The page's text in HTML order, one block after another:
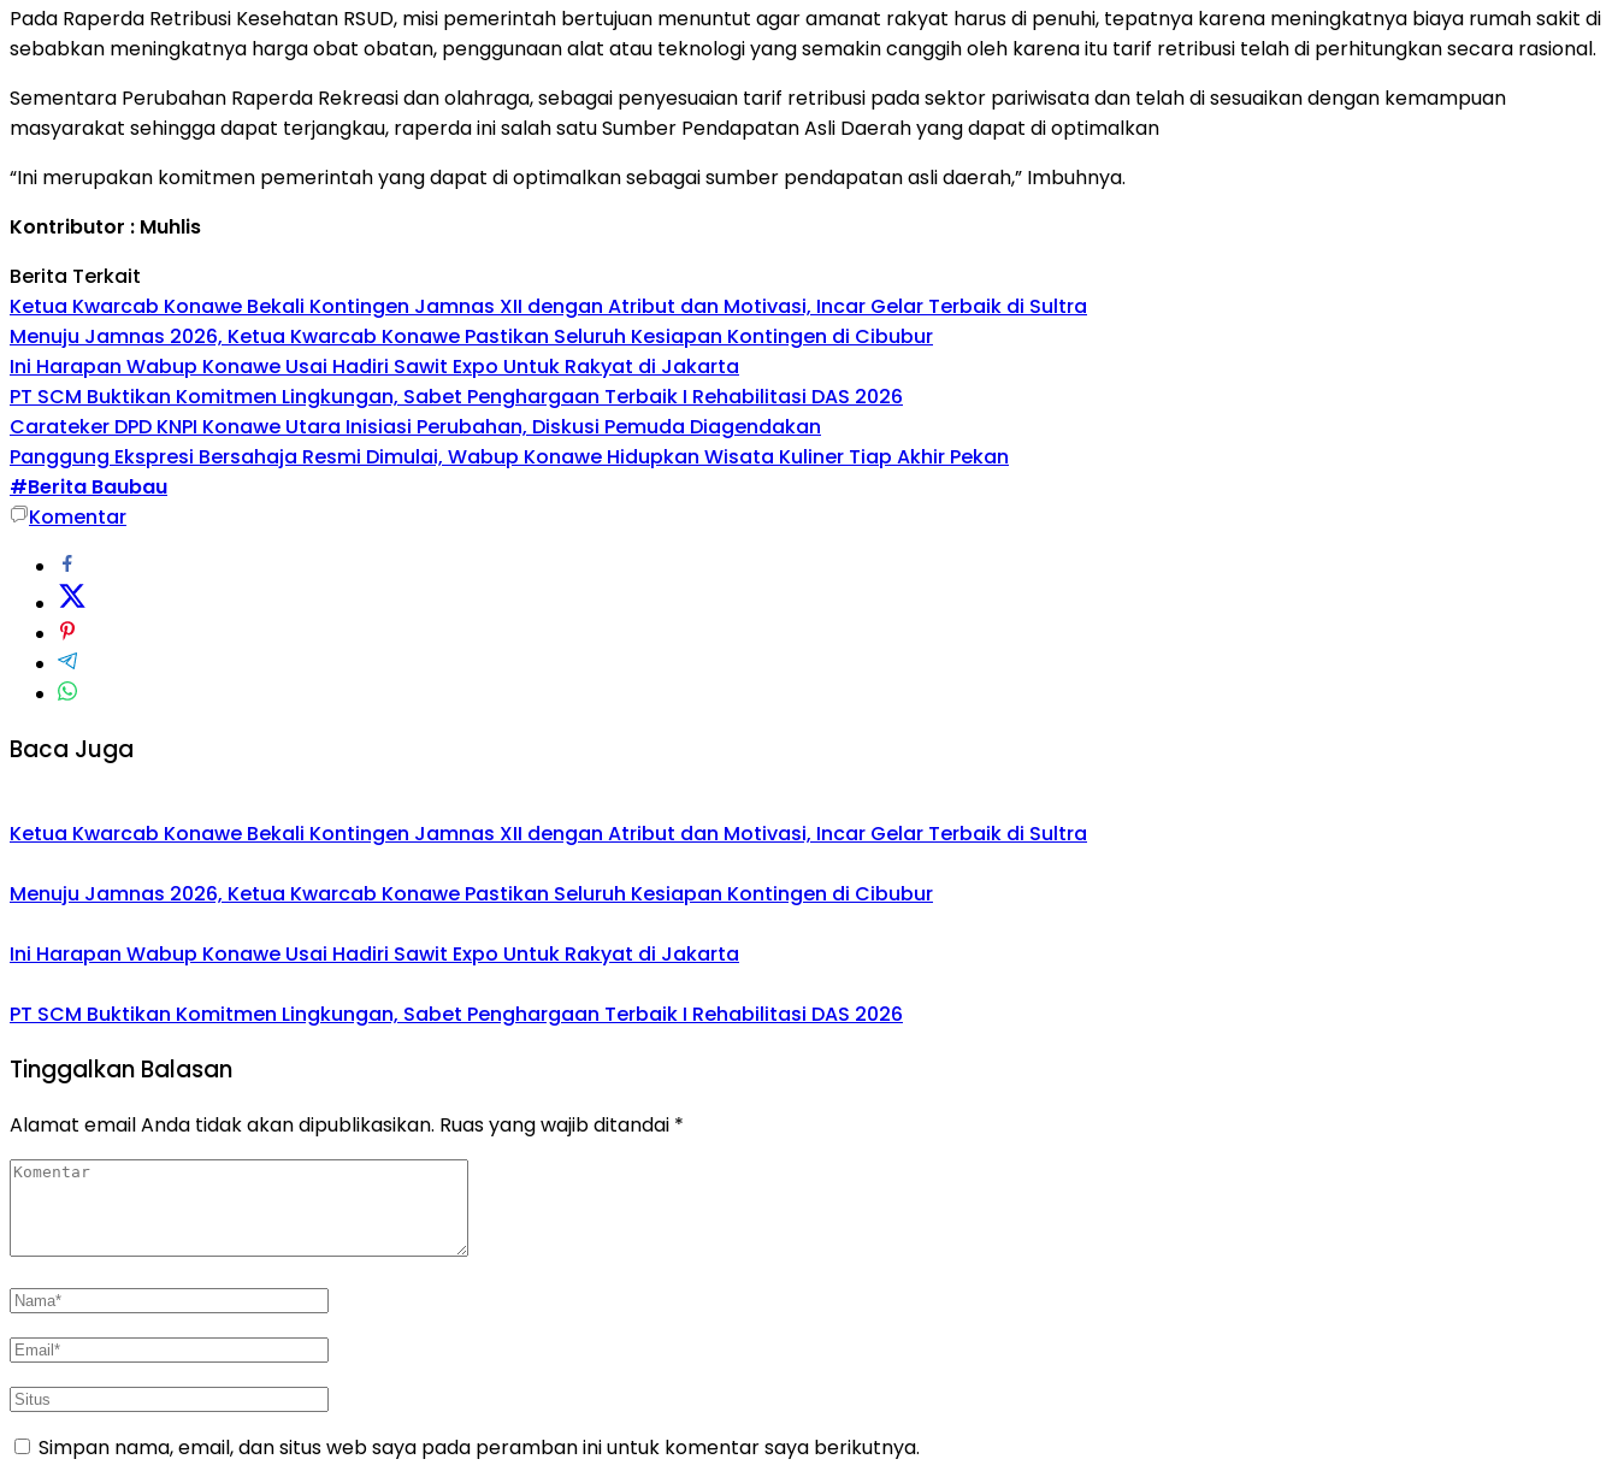
Pada Raperda Retribusi Kesehatan RSUD, misi pemerintah bertujuan menuntut agar amanat rakyat harus di penuhi, tepatnya karena meningkatnya biaya rumah sakit di
sebabkan meningkatnya harga obat obatan, penggunaan alat atau teknologi yang semakin canggih oleh karena itu tarif retribusi telah di perhitungkan secara rasional.
Sementara Perubahan Raperda Rekreasi dan olahraga, sebagai penyesuaian tarif retribusi pada sektor pariwisata dan telah di sesuaikan dengan kemampuan
masyarakat sehingga dapat terjangkau, raperda ini salah satu Sumber Pendapatan Asli Daerah yang dapat di optimalkan
“Ini merupakan komitmen pemerintah yang dapat di optimalkan sebagai sumber pendapatan asli daerah,” Imbuhnya.
Kontributor : Muhlis
Berita Terkait
Ketua Kwarcab Konawe Bekali Kontingen Jamnas XII dengan Atribut dan Motivasi, Incar Gelar Terbaik di Sultra
Menuju Jamnas 2026, Ketua Kwarcab Konawe Pastikan Seluruh Kesiapan Kontingen di Cibubur
Ini Harapan Wabup Konawe Usai Hadiri Sawit Expo Untuk Rakyat di Jakarta
PT SCM Buktikan Komitmen Lingkungan, Sabet Penghargaan Terbaik I Rehabilitasi DAS 2026
Carateker DPD KNPI Konawe Utara Inisiasi Perubahan, Diskusi Pemuda Diagendakan
Panggung Ekspresi Bersahaja Resmi Dimulai, Wabup Konawe Hidupkan Wisata Kuliner Tiap Akhir Pekan
#Berita Baubau
Komentar
Baca Juga
Ketua Kwarcab Konawe Bekali Kontingen Jamnas XII dengan Atribut dan Motivasi, Incar Gelar Terbaik di Sultra
Menuju Jamnas 2026, Ketua Kwarcab Konawe Pastikan Seluruh Kesiapan Kontingen di Cibubur
Ini Harapan Wabup Konawe Usai Hadiri Sawit Expo Untuk Rakyat di Jakarta
PT SCM Buktikan Komitmen Lingkungan, Sabet Penghargaan Terbaik I Rehabilitasi DAS 2026
Tinggalkan Balasan
Alamat email Anda tidak akan dipublikasikan. Ruas yang wajib ditandai *
Simpan nama, email, dan situs web saya pada peramban ini untuk komentar saya berikutnya.